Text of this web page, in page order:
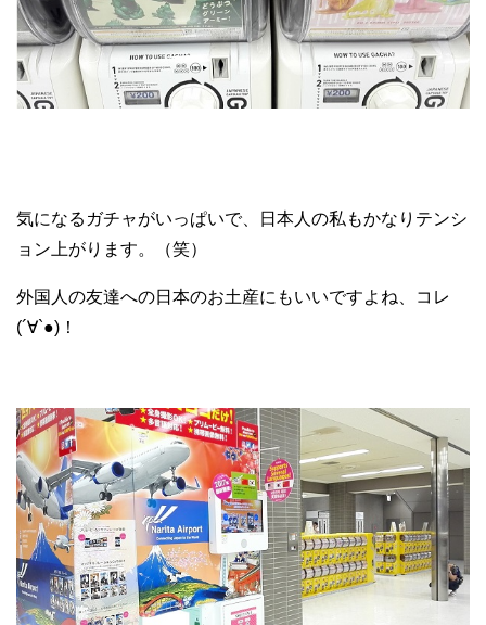
気になるガチャがいっぱいで、日本人の私もかなりテンシ
ョン上がります。（笑）
外国人の友達への日本のお土産にもいいですよね、コレ
(´∀`●)！